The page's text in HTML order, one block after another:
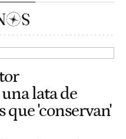
lata de
que 'conservan'